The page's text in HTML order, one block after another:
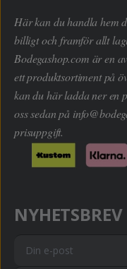
Här kan du handla hem
billigt och framför allt
Bodegashop.com är en
ett produktsortiment på
kan du här ladda ner en
oss sedan på
prisuppgift.
NYHETSBREV